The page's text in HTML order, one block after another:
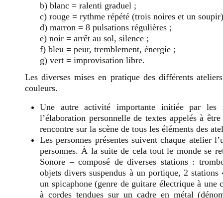
b) blanc = ralenti graduel ;
c) rouge = rythme répété (trois noires et un
d) marron = 8 pulsations régulières ;
e) noir = arrêt au sol, silence ;
f) bleu = peur, tremblement, énergie ;
g) vert = improvisation libre.
Les diverses mises en pratique des différents
couleurs.
Une autre activité importante initiée par les
l’élaboration personnelle de textes appelés à
rencontre sur la scène de tous les éléments des
Les personnes présentes suivent chaque atelier
personnes. À la suite de cela tout le monde se
Sonore – composé de diverses stations :
objets divers suspendus à un portique, 2
un spicaphone (genre de guitare électrique à
à cordes tendues sur un cadre en métal